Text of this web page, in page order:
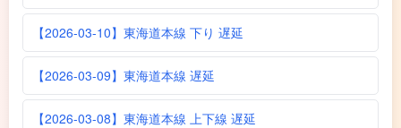
【2026-03-10】東海道本線 下り 遅延
【2026-03-09】東海道本線 遅延
【2026-03-08】東海道本線 上下線 遅延